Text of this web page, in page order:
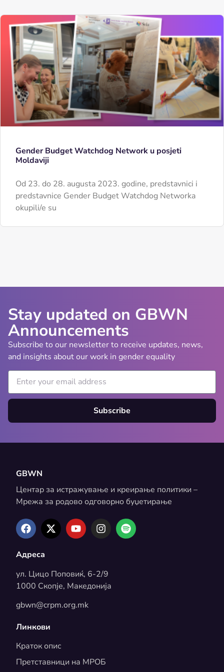
Gender Budget Watchdog Network u posjeti
Moldaviji
Od 23. do 28. augusta 2023. godine, predstavnici i
predstavnice Gender Budget Watchdog Networka
okupili/e su
Stay updated on GBWN
Announcements
Subscribe to our newsletter to receive updates, news,
and insights about our work in gender equality
Subscribe
GBWN
Центар за истражување и креирање политики –
Мрежа за родово одговорно буџетирање
Адреса
ул. Цицо Поповиќ, 6-2/9
1000 Скопје, Македонија
gbwn@crpm.org.mk
Линкови
Краток опис
Претставници на МРОБ